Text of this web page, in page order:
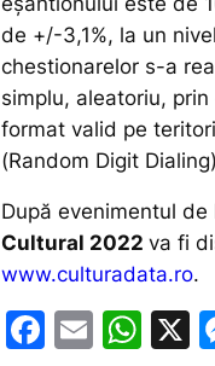
de +/-3,1%, la un
chestionarelor s-a
simplu, aleatoriu,
format valid pe
(Random Digit
După evenimentul de
Cultural 2022 va fi
www.culturadata.ro.
F
E
W X